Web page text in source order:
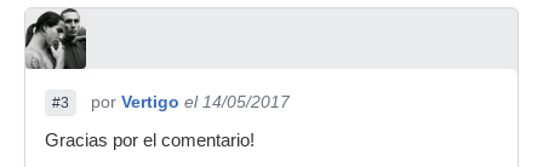
#3 por Vertigo el 14/05/2017
Gracias por el comentario!